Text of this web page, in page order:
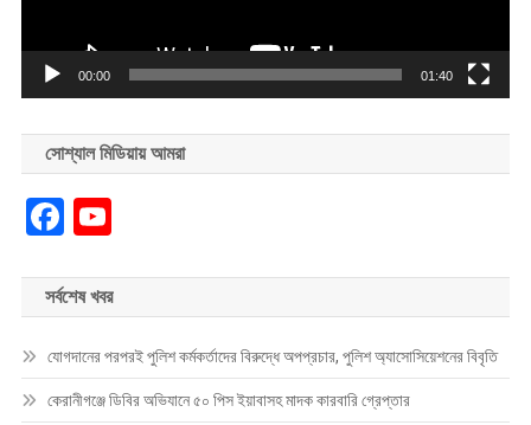
00:00 01:40
সোশ্যাল মিডিয়ায় আমরা
Facebook
YouTube
সর্বশেষ খবর
যোগদানের পরপরই পুলিশ কর্মকর্তাদের বিরুদ্ধে অপপ্রচার, পুলিশ অ্যাসোসিয়েশনের বিবৃতি
কেরানীগঞ্জে ডিবির অভিযানে ৫০ পিস ইয়াবাসহ মাদক কারবারি গ্রেপ্তার